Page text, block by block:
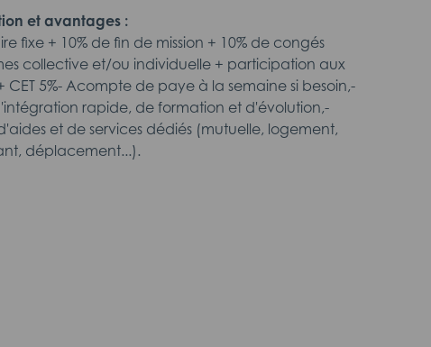
et avantages :
fixe + 10% de fin de mission + 10% de congés
collective et/ou individuelle + participation aux
CET 5%- Acompte de paye à la semaine si besoin,-
rapide, de formation et d'évolution,-
et de services dédiés (mutuelle, logement,
déplacement...).